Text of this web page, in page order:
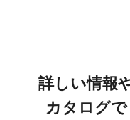
詳しい情報
カタログ